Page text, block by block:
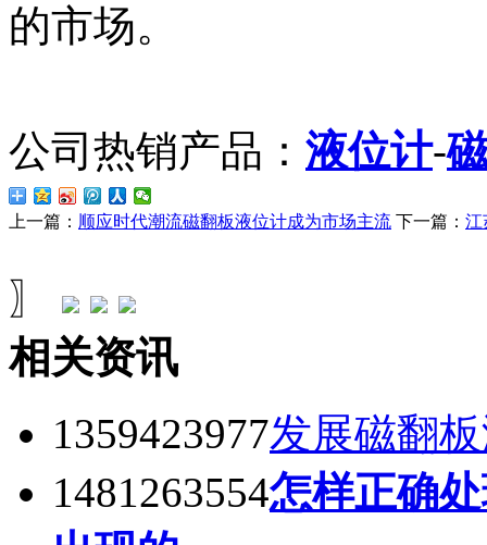
的市场。
公司热销产品： 液位计-
上一篇： 顺应时代潮流磁翻板液位计成为市场主流 下一篇： 江
〗
相关资讯
1359423977发展磁翻
1481263554怎样正确